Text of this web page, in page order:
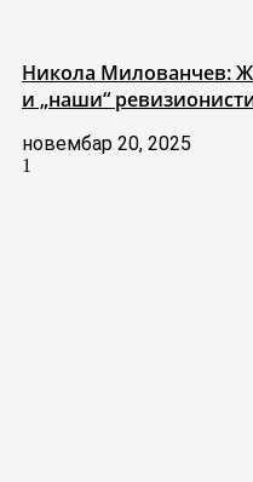
Никола Милованчев:
и „наши“
новембар 20, 2025